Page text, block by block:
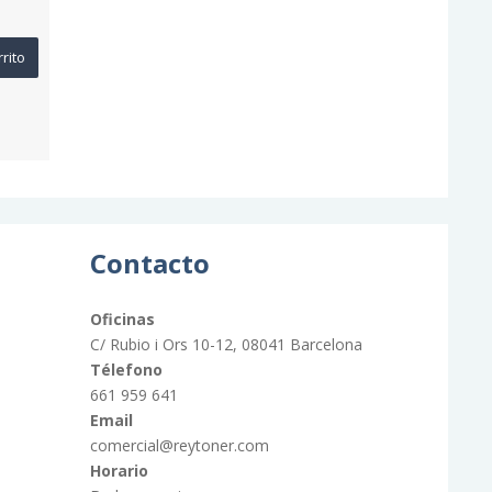
Contacto
Oficinas
C/ Rubio i Ors 10-12, 08041 Barcelona
Télefono
661 959 641
Email
comercial@reytoner.com
Horario